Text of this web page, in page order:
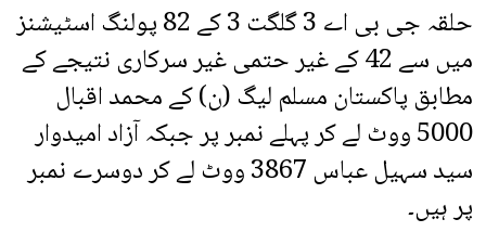
حلقہ جی بی اے 3 گلگت 3 کے 82 پولنگ اسٹیشنز
میں سے 42 کے غیر حتمی غیر سرکاری نتیجے کے
مطابق پاکستان مسلم لیگ (ن) کے محمد اقبال
5000 ووٹ لے کر پہلے نمبر پر جبکہ آزاد امیدوار
سید سہیل عباس 3867 ووٹ لے کر دوسرے نمبر
پر ہیں۔